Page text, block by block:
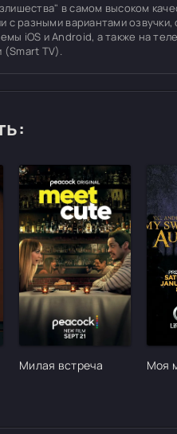
в самом высоком
с разными вариантами
iOS и Android, а также на
(Smart TV).
[/
Милая встреча
[/
Моя